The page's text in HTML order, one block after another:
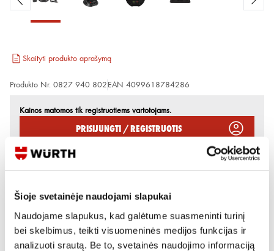
Šioje svetainėje naudojami slapukai
Naudojame slapukus, kad galėtume suasmeninti turinį
bei skelbimus, teikti visuomeninės medijos funkcijas ir
analizuoti srautą. Be to, svetainės naudojimo informaciją
Skaityti produkto aprašymą
Produkto Nr. 0827 940 802 EAN 4099618784286
Kainos matomos tik registruotiems vartotojams.
Prisijungti / Registruotis
Reikia daugiau informacijos?
Rodyti artimiausią parduotuvę
Skambinti:
+370 694 91387